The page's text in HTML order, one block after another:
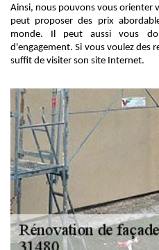
Ainsi, nous pouvons vous orienter
peut proposer des prix
monde. Il peut aussi vous
d'engagement. Si vous voulez des
suffit de visiter son site Internet.